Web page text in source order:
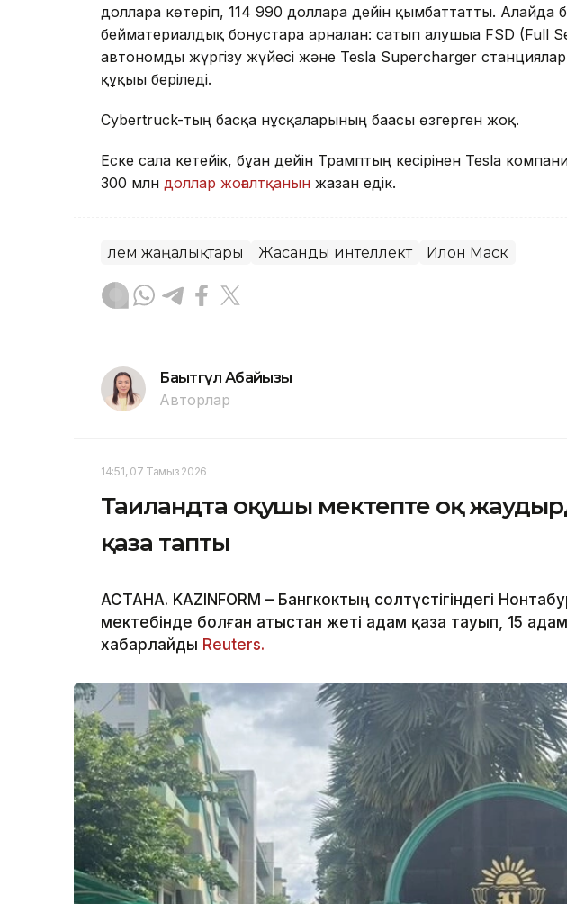
долларға көтеріп, 114 990 долларға дейін қымбаттатты.
бейматериалдық бонустарға арналған: сатып алушыға FSD (Full
автономды жүргізу жүйесі және Tesla Supercharger
құқығы беріледі.
Cybertruck-тың басқа нұсқаларының бағасы өзгерген жоқ.
Еске сала кетейік, бұған дейін Трамптың кесірінен Tesla
300 млн доллар жоғалтқанын жазған едік.
Әлем жаңалықтары Жасанды интеллект Илон Маск
Бақытгүл Абайқызы
Авторлар
14:51, 07 Тамыз 2026
Таиландта оқушы мектепте оқ
қаза тапты
АСТАНА. KAZINFORM – Бангкоктың солтүстігіндегі
мектебінде болған атыстан жеті адам қаза тауып, 15
хабарлайды Reuters.